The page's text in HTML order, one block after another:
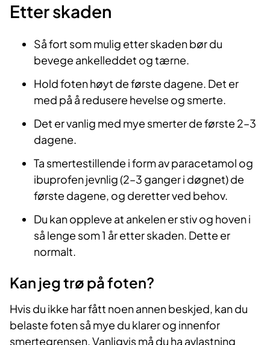
Etter skaden
Så fort som mulig etter skaden bør du
bevege ankelleddet og tærne.
Hold foten høyt de første dagene. Det er
med på å redusere hevelse og smerte.
Det er vanlig med mye smerter de første 2–3
dagene.
Ta smertestillende i form av paracetamol og
ibuprofen jevnlig (2–3 ganger i døgnet) de
første dagene, og deretter ved behov.
Du kan oppleve at ankelen er stiv og hoven i
så lenge som 1 år etter skaden. Dette er
normalt.
Kan jeg trø på foten?
Hvis du ikke har fått noen annen beskjed, kan du
belaste foten så mye du klarer og innenfor
smertegrensen. Vanligvis må du ha avlastning